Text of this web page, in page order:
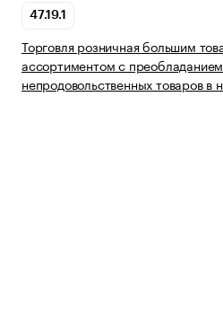
47.19.1
Торговля розничная большим
ассортиментом с преобладанием
непродовольственных товаров в